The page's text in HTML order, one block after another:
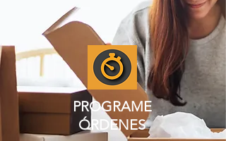
PROGRAME
ÓRDENES